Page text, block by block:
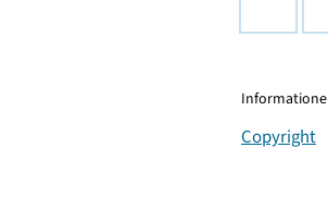
Copyright